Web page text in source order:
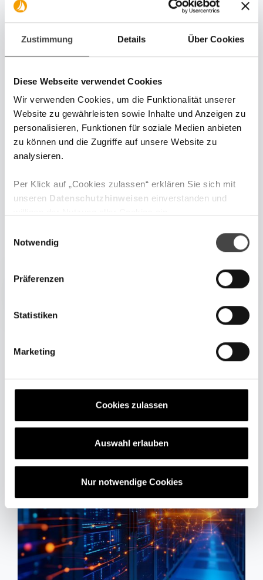
Zustimmung Details Über Cookies
Diese Webseite verwendet Cookies
Wir verwenden Cookies, um die Funktionalität unserer
Website zu gewährleisten sowie Inhalte und Anzeigen zu
personalisieren, Funktionen für soziale Medien anbieten
zu können und die Zugriffe auf unsere Website zu
analysieren.
Per Klick auf „Cookies zulassen“ erklären Sie sich mit
unseren Datenschutzhinweisen einverstanden und
Zum Website Impressum gelangen Sie über diesen Link.
Notwendig
Präferenzen
Statistiken
Marketing
Cookies zulassen
Auswahl erlauben
Nur notwendige Cookies
Sebastian Hasenack verantwortet den
Online-Vermögensverwaltung der DJE
Jetzt anmelden und keine
News, Podcasts oder
Marktberichte mehr
verpassen.
Aktuelle News & Artikel aus
unserem Blog